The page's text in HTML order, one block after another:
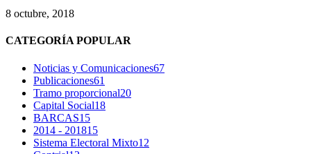
8 octubre, 2018
CATEGORÍA POPULAR
Noticias y Comunicaciones67
Publicaciones61
Tramo proporcional20
Capital Social18
BARCAS15
2014 - 201815
Sistema Electoral Mixto12